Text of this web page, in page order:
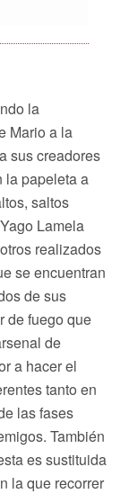
la
Mario a la
sus creadores
la papeleta a
saltos
Lamela
realizados
se encuentran
de sus
de fuego que
de
a hacer el
tanto en
las fases
También
es sustituida
la que recorrer